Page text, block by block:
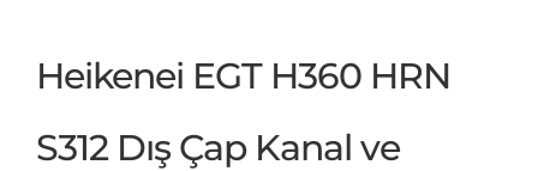
Heikenei EGT H360 HRN
S312 Dış Çap Kanal ve